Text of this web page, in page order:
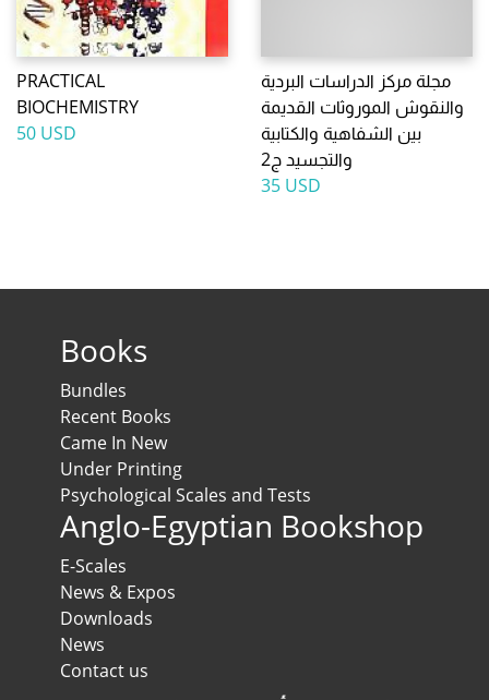
PRACTICAL
BIOCHEMISTRY
50 USD
مجلة مركز الدراسات البردية
والنقوش الموروثات القديمة
بين الشفاهية والكتابية
والتجسيد ج2
35 USD
Books
Bundles
Recent Books
Came In New
Under Printing
Psychological Scales and Tests
Anglo-Egyptian Bookshop
E-Scales
News & Expos
Downloads
News
Contact us